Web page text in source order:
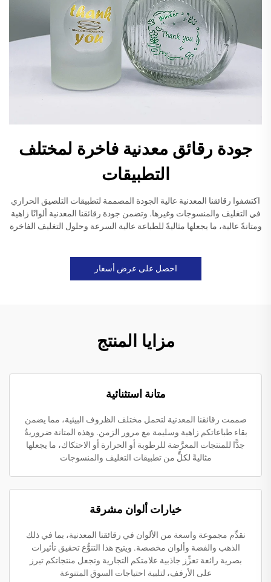
جودة رقائق معدنية فاخرة لمختلف
التطبيقات
اكتشفوا رقائقنا المعدنية عالية الجودة المصممة لتطبيقات التلصيق الحراري
في التغليف والمنسوجات وغيرها. وتضمن جودة رقائقنا المعدنية ألوانًا زاهية
ومتانةً عالية، ما يجعلها مثاليةً للطباعة عالية السرعة وحلول التغليف الفاخرة
احصل على عرض أسعار
مزايا المنتج
متانة استثنائية
صممت رقائقنا المعدنية لتحمل مختلف الظروف البيئية، مما يضمن
بقاء طباعاتكم زاهية وسليمة مع مرور الزمن. وهذه المتانة ضروريةٌ
جدًّا للمنتجات المعرَّضة للرطوبة أو الحرارة أو الاحتكاك، ما يجعلها
مثاليةً لكلٍّ من تطبيقات التغليف والمنسوجات
خيارات ألوان مشرقة
نقدِّم مجموعة واسعة من الألوان في رقائقنا المعدنية، بما في ذلك
الذهب والفضة وألوان مخصصة. ويتيح هذا التنوُّع تحقيق تأثيرات
بصرية رائعة تعزِّز جاذبية علامتكم التجارية وتجعل منتجاتكم تبرز
على الأرفف، لتلبية احتياجات السوق المتنوعة